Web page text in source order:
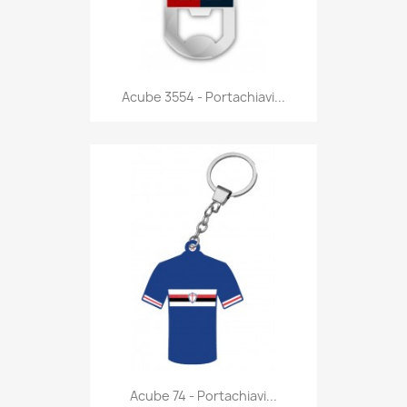
Anteprima
Acube 3554 - Portachiavi...
Anteprima
Acube 74 - Portachiavi...